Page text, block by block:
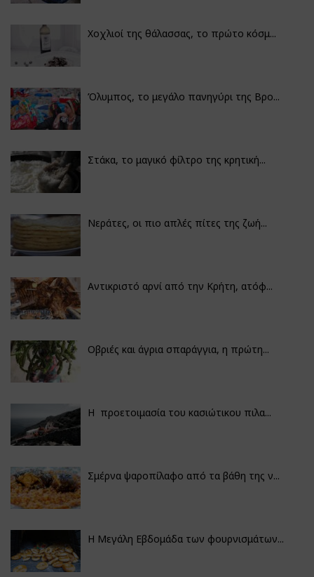
Χοχλιοί της θάλασσας, το πρώτο κόσμ...
Όλυμπος, το μεγάλο πανηγύρι της Βρο...
Στάκα, το μαγικό φίλτρο της κρητική...
Νεράτες, οι πιο απλές πίτες της ζωή...
Αντικριστό αρνί από την Κρήτη, ατόφ...
Οβριές και άγρια σπαράγγια, η πρώτη...
Η προετοιμασία του κασιώτικου πιλα...
Σμέρνα ψαροπίλαφο από τα βάθη της ν...
Η Μεγάλη Εβδομάδα των φουρνισμάτων...